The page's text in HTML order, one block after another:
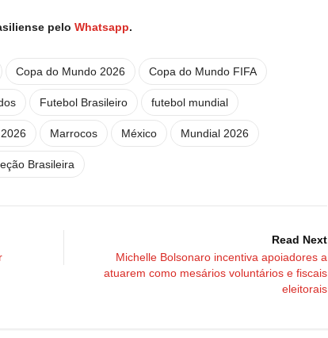
pelo Whatsapp.
Copa do Mundo 2026 Copa do Mundo FIFA
Futebol Brasileiro futebol mundial
Marrocos México Mundial 2026
Brasileira
Read Next
Michelle Bolsonaro incentiva apoiadores a
atuarem como mesários voluntários e fiscais
eleitorais